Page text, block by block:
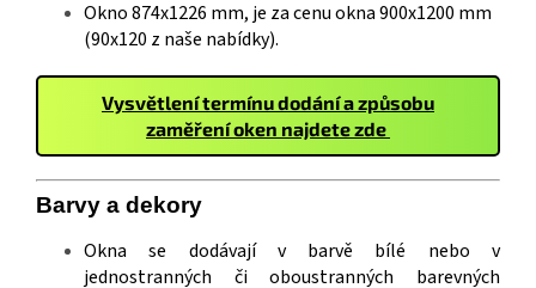
Okno 874x1226 mm, je za cenu okna 900x1200 mm
(90x120 z naše nabídky).
Vysvětlení termínu dodání a způsobu
zaměření oken najdete zde
Barvy a dekory
Okna se dodávají v barvě bílé nebo v
jednostranných či oboustranných barevných